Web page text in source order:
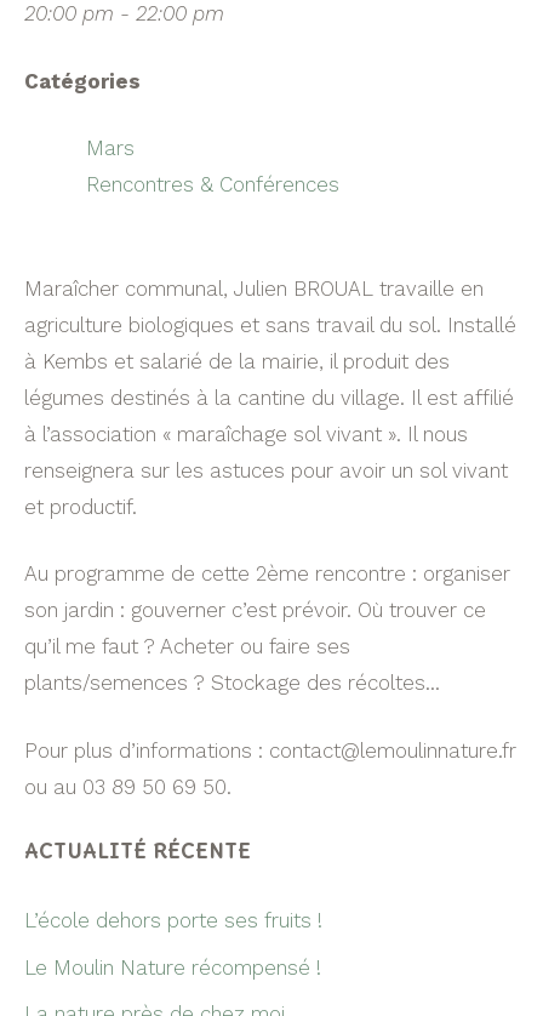
20:00 pm - 22:00 pm
Catégories
Mars
Rencontres & Conférences
Maraîcher communal, Julien BROUAL travaille en
agriculture biologiques et sans travail du sol. Installé
à Kembs et salarié de la mairie, il produit des
légumes destinés à la cantine du village. Il est affilié
à l’association « maraîchage sol vivant ». Il nous
renseignera sur les astuces pour avoir un sol vivant
et productif.
Au programme de cette 2ème rencontre : organiser
son jardin : gouverner c’est prévoir. Où trouver ce
qu’il me faut ? Acheter ou faire ses
plants/semences ? Stockage des récoltes…
Pour plus d’informations : contact@lemoulinnature.fr
ou au 03 89 50 69 50.
ACTUALITÉ RÉCENTE
L’école dehors porte ses fruits !
Le Moulin Nature récompensé !